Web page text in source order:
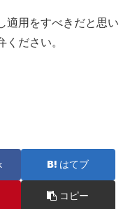
適用をすべきだと思い
ださい。
はてブ
コピー